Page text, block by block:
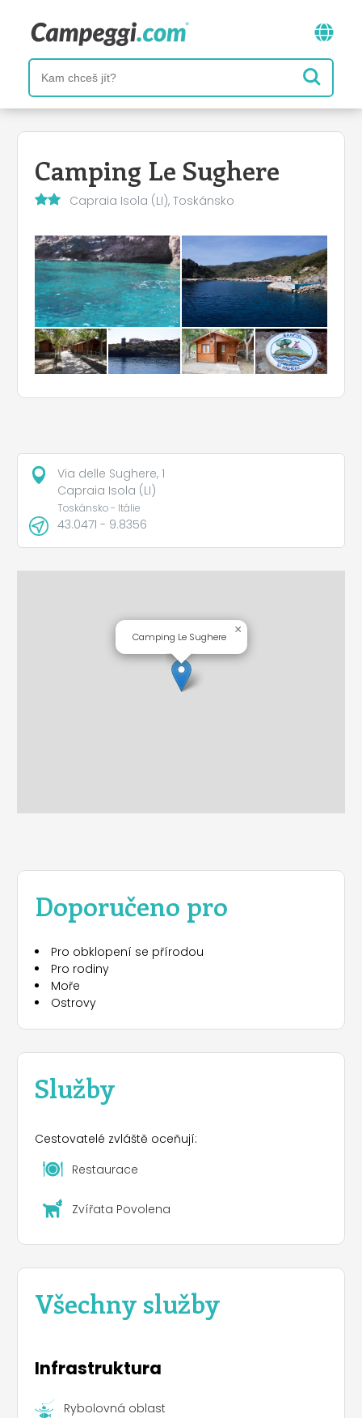
Camping Le Sughere
Capraia Isola (LI), Toskánsko
Doporučeno pro
Pro obklopení se přírodou
Pro rodiny
Moře
Ostrovy
Služby
Cestovatelé zvláště oceňují:
Restaurace
Zvířata Povolena
Všechny služby
Infrastruktura
Rybolovná oblast
Via delle Sughere, 1
Capraia Isola (LI)
Toskánsko - Itálie
43.0471 - 9.8356
Camping Le Sughere
×